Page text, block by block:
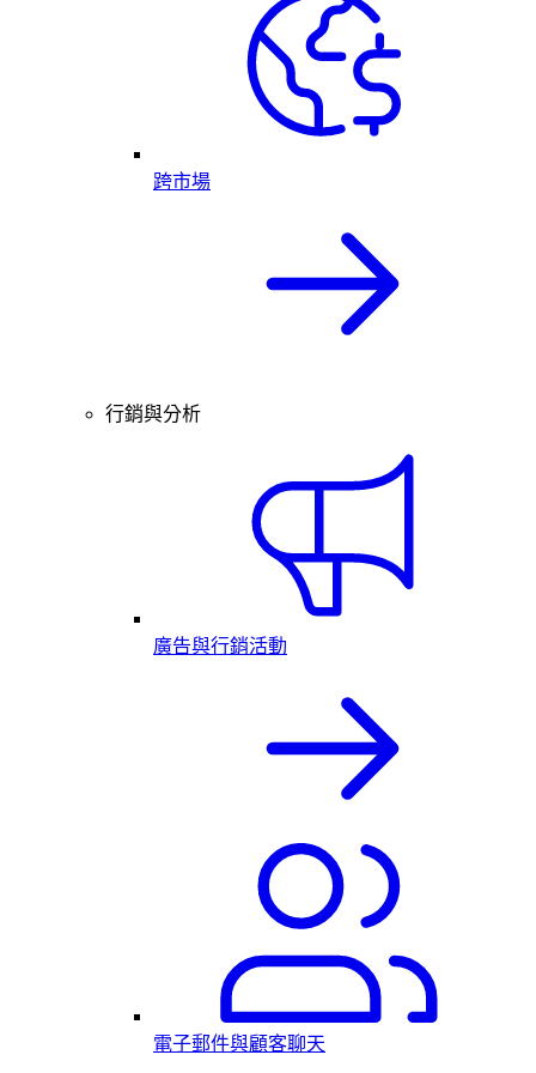
跨市場
行銷與分析
廣告與行銷活動
電子郵件與顧客聊天